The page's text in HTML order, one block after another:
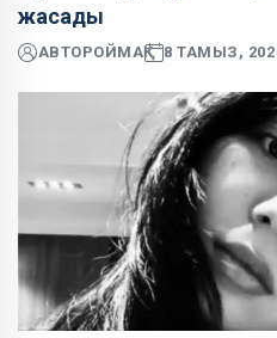
жасады
АВТОРОЙМАҚ 8 ТАМЫЗ,